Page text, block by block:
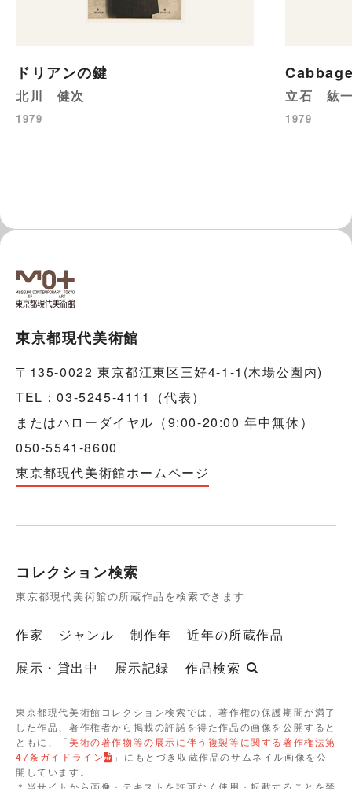
ドリアンの鍵
北川 健次
1979
立石 紘
1979
東京都現代美術館
〒135-0022 東京都江東区三好4-1-1(木場公園内)
TEL：03-5245-4111（代表）
またはハローダイヤル（9:00-20:00 年中無休）
050-5541-8600
東京都現代美術館ホームページ
コレクション検索
東京都現代美術館の所蔵作品を検索できます
作家 ジャンル 制作年
近年の所蔵作品
展示・貸出中
展示記録 作品検索
東京都現代美術館コレクション検索では、著作権の保護期間が満了
した作品、著作権者から掲載の許諾を得た作品の画像を公開すると
ともに、「美術の著作物等の展示に伴う複製等に関する著作権法第
47条ガイドライン
」にもとづき収蔵作品のサムネイル画像を公
開しています。